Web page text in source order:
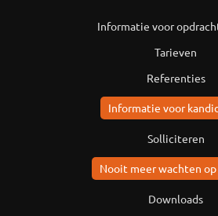
Informatie voor
Tarieven
Referenties
Informatie voor
Solliciteren
Nooit meer wachten
Downloads